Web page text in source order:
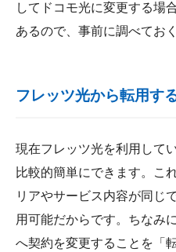
してドコモ光に変更する場
あるので、事前に調べてお
フレッツ光から転用す
現在フレッツ光を利用して
比較的簡単にできます。こ
リアやサービス内容が同じ
用可能だからです。ちなみ
へ契約を変更することを「